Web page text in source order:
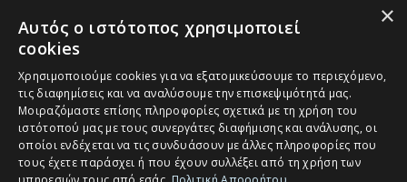
Βόρεια Προάστια
Νέο Ηράκλειο - Μαρούσι
Ζαλοκώστα 18 & Εμμανουήλ Παπαδάκη 12, T.K.:
14121, Τηλ:210 2712588
×
Αυτός ο ιστότοπος χρησιμοποιεί
cookies
Χρησιμοποιούμε cookies για να εξατομικεύσουμε το περιεχόμενο,
τις διαφημίσεις και να αναλύσουμε την επισκεψιμότητά μας.
Μοιραζόμαστε επίσης πληροφορίες σχετικά με τη χρήση του
ιστότοπού μας με τους συνεργάτες διαφήμισης και ανάλυσης, οι
οποίοι ενδέχεται να τις συνδυάσουν με άλλες πληροφορίες που
τους έχετε παράσχει ή που έχουν συλλέξει από τη χρήση των